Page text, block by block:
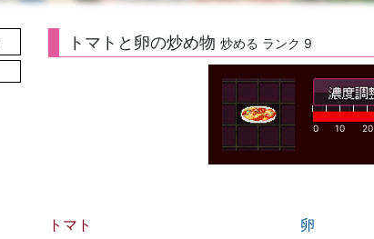
トマトと卵の炒め物 炒める ランク 9
0 10 20
トマト 卵